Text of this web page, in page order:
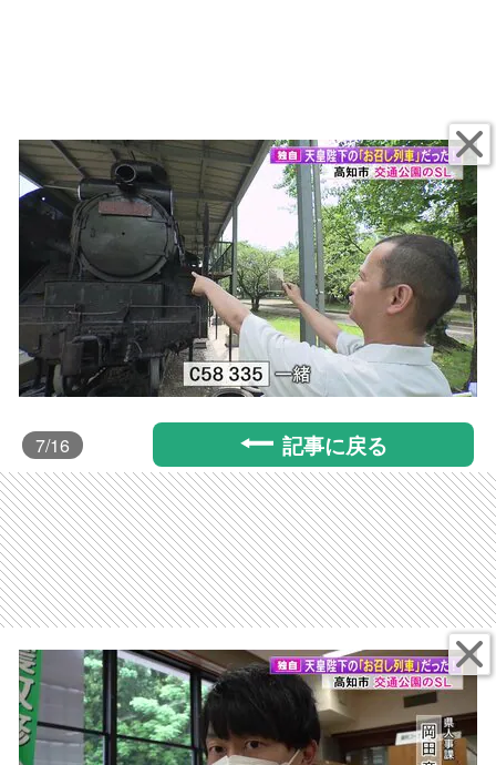
7/16 記事に戻る